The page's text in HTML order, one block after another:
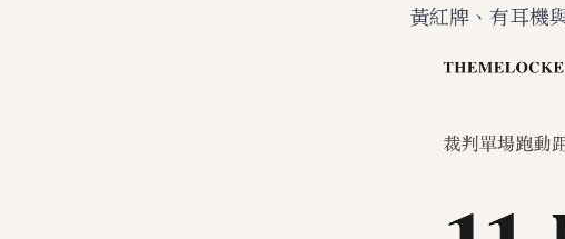
黃紅牌、有耳機